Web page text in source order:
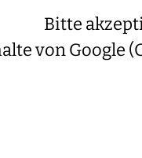
Bitte
von Google